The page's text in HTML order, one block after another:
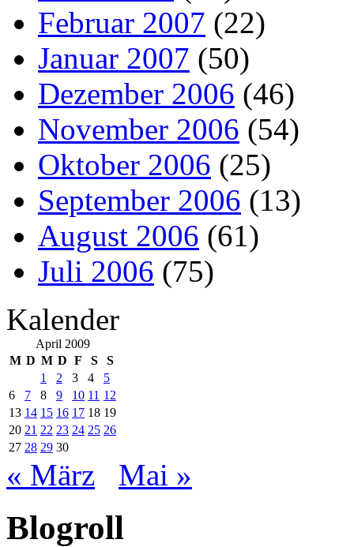
Februar 2007 (22)
Januar 2007 (50)
Dezember 2006 (46)
November 2006 (54)
Oktober 2006 (25)
September 2006 (13)
August 2006 (61)
Juli 2006 (75)
Kalender
April 2009
M D M D F S
S
1
2 3 4
5
6
7 8 9 10 11 12
13 14 15 16 17 18 19
20 21 22 23 24 25 26
27 28 29 30
« März Mai »
Blogroll